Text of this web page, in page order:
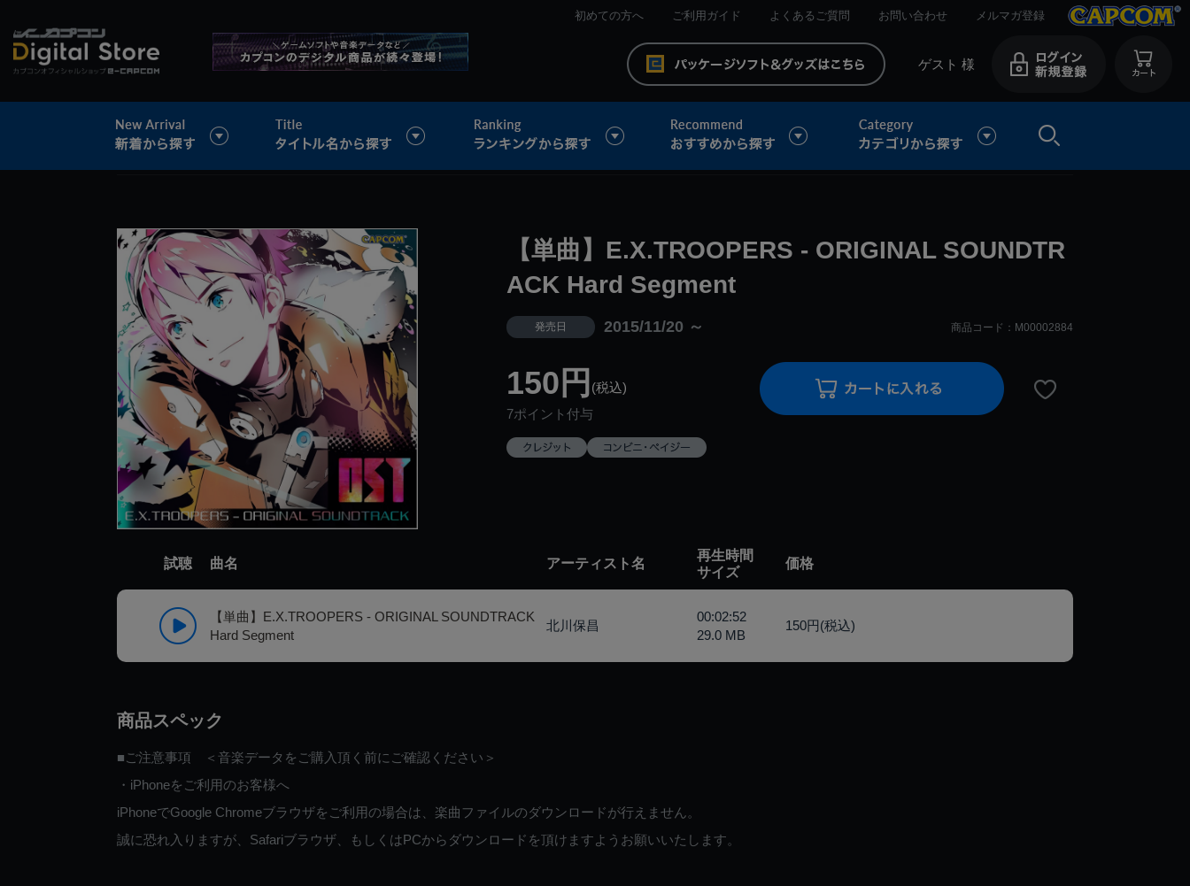
初めての方へ ご利用ガイド よくあるご質問 お問い合わせ メルマガ登録
ゲスト 様
>
【単曲】E.X.TROOPERS - ORIGINAL SOUNDTR
ACK Hard Segment
発売日 2015/11/20 ～ 商品コード：M00002884
150円 (税込)
7ポイント付与
試聴 曲名 アーティスト名
再生時間
サイズ
価格
【単曲】E.X.TROOPERS - ORIGINAL SOUNDTRACK
Hard Segment
北川保昌
00:02:52
29.0 MB
150円(税込)
商品スペック
■ご注意事項 ＜音楽データをご購入頂く前にご確認ください＞
・iPhoneをご利用のお客様へ
iPhoneでGoogle Chromeブラウザをご利用の場合は、楽曲ファイルのダウンロードが行えません。
誠に恐れ入りますが、Safariブラウザ、もしくはPCからダウンロードを頂けますようお願いいたします。